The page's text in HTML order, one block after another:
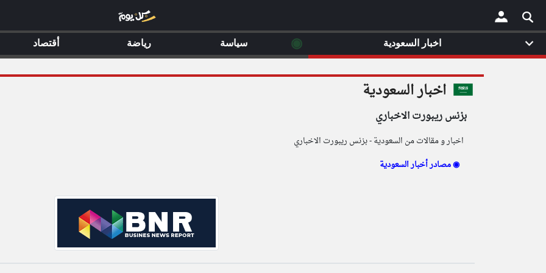
× اخبار السعودية
بزنس ريبورت الاخباري
اخبار و مقالات من السعودية - بزنس ريبورت الاخباري
مصادر أخبار السعودية ◉
اخبار السعودية ◉ سياسة رياضة أقتصاد